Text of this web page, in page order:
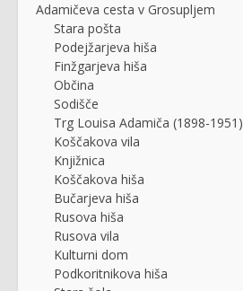
Adamičeva cesta v Grosupljem
Stara pošta
Podejžarjeva hiša
Finžgarjeva hiša
Občina
Sodišče
Trg Louisa Adamiča (1898-1951)
Koščakova vila
Knjižnica
Koščakova hiša
Bučarjeva hiša
Rusova hiša
Rusova vila
Kulturni dom
Podkoritnikova hiša